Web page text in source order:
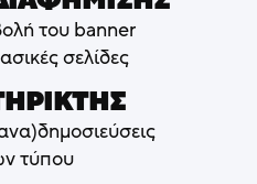
του banner
σελίδες
τύπου